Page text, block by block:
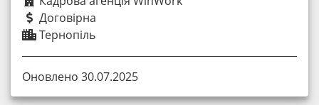
Договірна
Тернопіль
Оновлено 30.07.2025